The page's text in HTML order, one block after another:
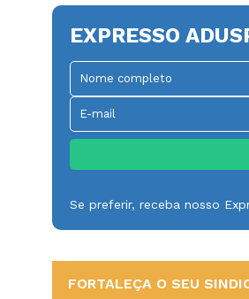
EXPRESSO
Se preferir, receba nosso
FORTALEÇA O SEU